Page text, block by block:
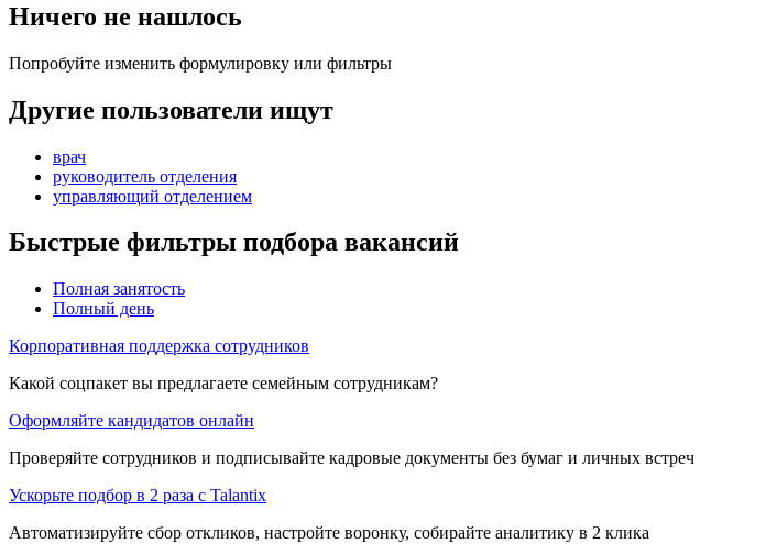
Ничего не нашлось
Попробуйте изменить формулировку или фильтры
Другие пользователи ищут
врач
руководитель отделения
управляющий отделением
Быстрые фильтры подбора вакансий
Полная занятость
Полный день
Корпоративная поддержка сотрудников
Какой соцпакет вы предлагаете семейным сотрудникам?
Оформляйте кандидатов онлайн
Проверяйте сотрудников и подписывайте кадровые документы без бумаг и личных встреч
Ускорьте подбор в 2 раза с Talantix
Автоматизируйте сбор откликов, настройте воронку, собирайте аналитику в 2 клика